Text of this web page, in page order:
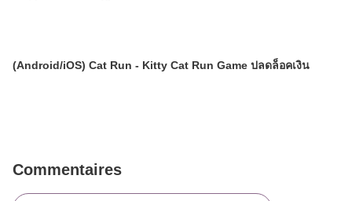
(Android/iOS) Cat Run - Kitty Cat Run Game ปลดล็อคเงิน
Commentaires